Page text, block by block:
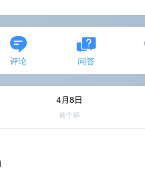
评论 问答
4月8日
首个杯